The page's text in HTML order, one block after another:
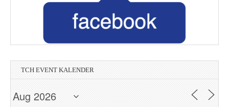
TCH EVENT KALENDER